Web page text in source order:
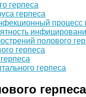
герпеса
герпеса
процесс
полового
герпеса
герпеса
герпеса